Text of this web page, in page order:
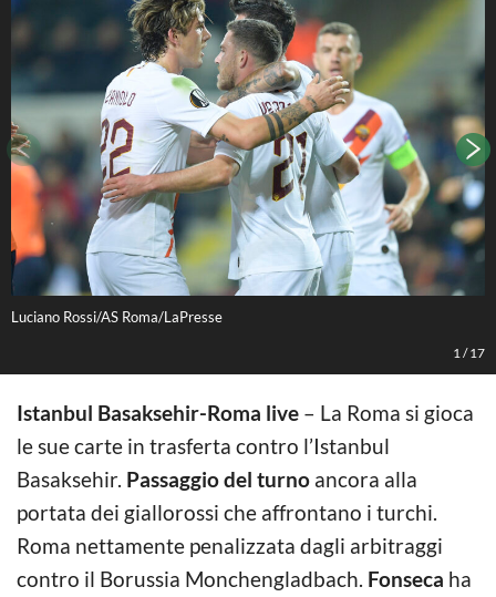
Luciano Rossi/AS Roma/LaPresse
1 /17
Istanbul Basaksehir-Roma live – La Roma si gioca
le sue carte in trasferta contro l’Istanbul
Basaksehir. Passaggio del turno ancora alla
portata dei giallorossi che affrontano i turchi.
Roma nettamente penalizzata dagli arbitraggi
contro il Borussia Monchengladbach. Fonseca ha